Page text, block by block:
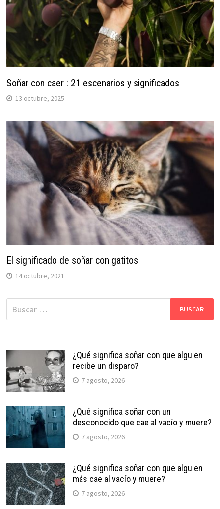
Soñar con caer : 21 escenarios y significados
13 octubre, 2025
El significado de soñar con gatitos
14 octubre, 2021
Buscar:
¿Qué significa soñar con que alguien
recibe un disparo?
7 agosto, 2026
¿Qué significa soñar con un
desconocido que cae al vacío y muere?
7 agosto, 2026
¿Qué significa soñar con que alguien
más cae al vacío y muere?
7 agosto, 2026